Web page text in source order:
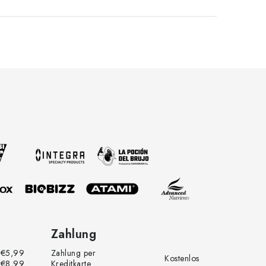
€5,99
€8,99
Zahlung
Zahlung per
Kreditkarte
Kostenlos